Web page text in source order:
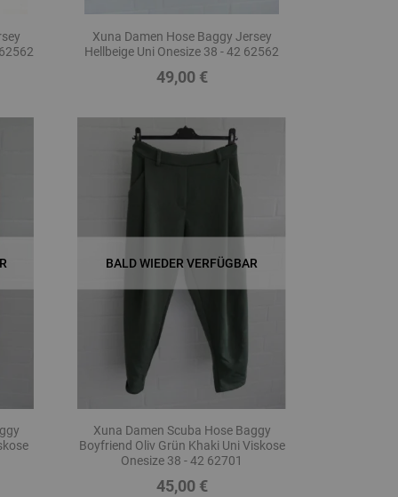
Xuna Damen Hose Baggy Jersey
Hellbeige Uni Onesize 38 - 42 62562
Preis
49,00 €
BALD WIEDER VERFÜGBAR
Xuna Damen Scuba Hose Baggy
Boyfriend Oliv Grün Khaki Uni Viskose
Onesize 38 - 42 62701
Preis
45,00 €